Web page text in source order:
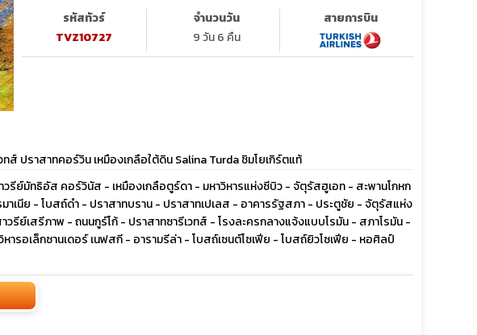
รหัสทัวร์
TVZ10727
จำนวนวัน
9 วัน 6 คืน
สายการบิน
ส์ ปราสาทคอร์วิน เหมืองเกลือใต้ดิน Salina Turda ชิมโยเกิร์ตแท้
รีย์มัทธิอัส คอร์วินัส - เหมืองเกลือตูร์ดา - มหาวิหารแห่งซีบิว - จัตุรัสฮูเอท - สะพานโกหก
าเนีย - โบสถ์ดำ - ปราสาทบราน - ปราสาทเปเลส - อาคารรัฐสภา - ประตูชัย - จัตุรัสแห่ง
วรีย์เสรีภาพ - ถนนกูร์โก้ - ปราสาทซารีเวทส์ - โรงละครกลางแจ้งแบบโรมัน - สภาโรมัน -
รอเล็กซานเดอร์ เนฟสกี - อารามรีล่า - โบสถ์เซนต์โซเฟีย - โบสถ์ยิวโซเฟีย - หอศิลป์